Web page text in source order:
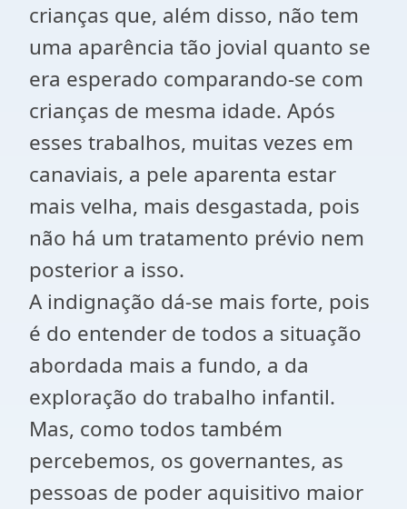
crianças que, além disso, não tem
uma aparência tão jovial quanto se
era esperado comparando-se com
crianças de mesma idade. Após
esses trabalhos, muitas vezes em
canaviais, a pele aparenta estar
mais velha, mais desgastada, pois
não há um tratamento prévio nem
posterior a isso.
A indignação dá-se mais forte, pois
é do entender de todos a situação
abordada mais a fundo, a da
exploração do trabalho infantil.
Mas, como todos também
percebemos, os governantes, as
pessoas de poder aquisitivo maior